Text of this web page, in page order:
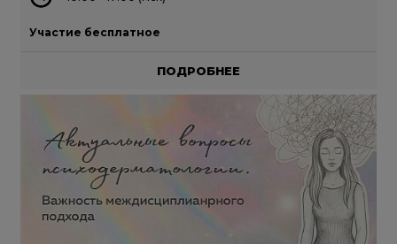
Участие бесплатное
ПОДРОБНЕЕ